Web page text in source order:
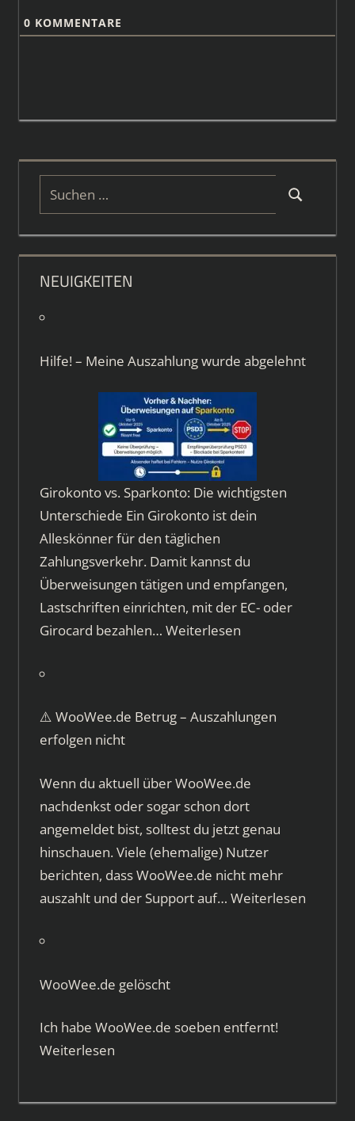
0 KOMMENTARE
Suchen
nach:
Suchen
NEUIGKEITEN
Hilfe! – Meine Auszahlung wurde abgelehnt
Girokonto vs. Sparkonto: Die wichtigsten
Unterschiede Ein Girokonto ist dein
Alleskönner für den täglichen
Zahlungsverkehr. Damit kannst du
Überweisungen tätigen und empfangen,
Lastschriften einrichten, mit der EC- oder
Girocard bezahlen… Weiterlesen
⚠️ WooWee.de Betrug – Auszahlungen
erfolgen nicht
Wenn du aktuell über WooWee.de
nachdenkst oder sogar schon dort
angemeldet bist, solltest du jetzt genau
hinschauen. Viele (ehemalige) Nutzer
berichten, dass WooWee.de nicht mehr
auszahlt und der Support auf… Weiterlesen
WooWee.de gelöscht
Ich habe WooWee.de soeben entfernt!
Weiterlesen